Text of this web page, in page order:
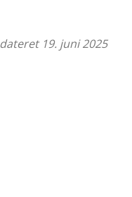
19. juni 2025